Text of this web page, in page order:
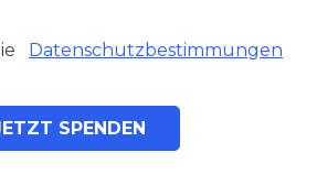
Datenschutzbestimmungen